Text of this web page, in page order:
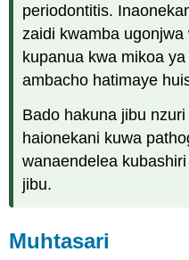
periodontitis.
zaidi kwamba
kupanua kwa mikoa
ambacho hatimaye
Bado hakuna jibu
haionekani kuwa
wanaendelea
jibu.
Muhtasari